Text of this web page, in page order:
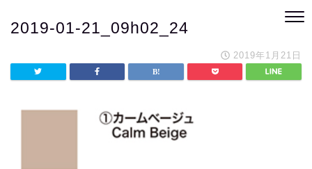
2019-01-21_09h02_24
2019年1月21日